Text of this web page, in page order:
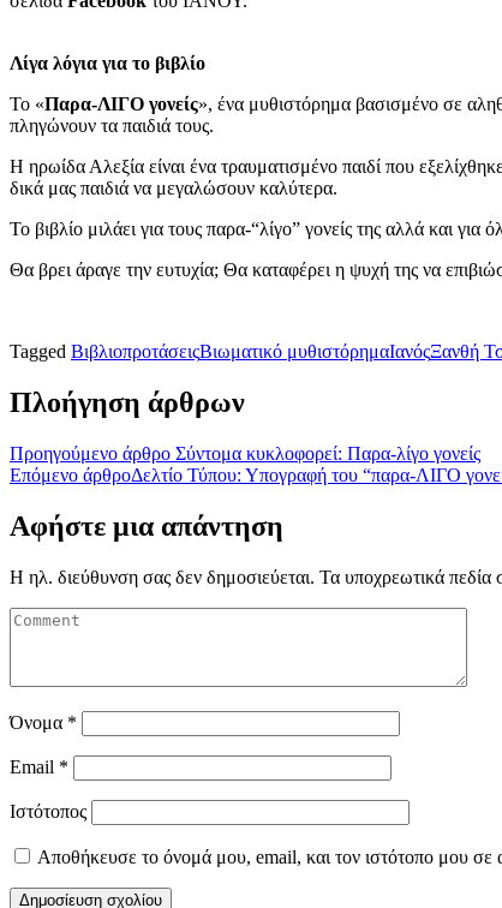
Λίγα λόγια για το βιβλίο
Το «Παρα-ΛΙΓΟ γονείς», ένα μυθιστόρημα βασισμένο σε
πληγώνουν τα παιδιά τους.
Η ηρωίδα Αλεξία είναι ένα τραυματισμένο παιδί που
δικά μας παιδιά να μεγαλώσουν καλύτερα.
Το βιβλίο μιλάει για τους παρα-“λίγο” γονείς της αλλά και
Θα βρει άραγε την ευτυχία; Θα καταφέρει η ψυχή της να
Tagged ΒιβλιοπροτάσειςΒιωματικό μυθιστόρημαΙανόςΞανθή
Πλοήγηση άρθρων
Προηγούμενο άρθρο Σύντομα κυκλοφορεί: Παρα-λίγο γονείς
Επόμενο άρθροΔελτίο Τύπου: Υπογραφή του “παρα-ΛΙΓΟ
Αφήστε μια απάντηση
Η ηλ. διεύθυνση σας δεν δημοσιεύεται. Τα υποχρεωτικά πεδία
Όνομα *
Email *
Ιστότοπος
Αποθήκευσε το όνομά μου, email, και τον ιστότοπο μου